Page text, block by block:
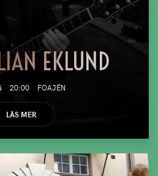
EKLUND
20:00 FOAJÉN
LÄS MER